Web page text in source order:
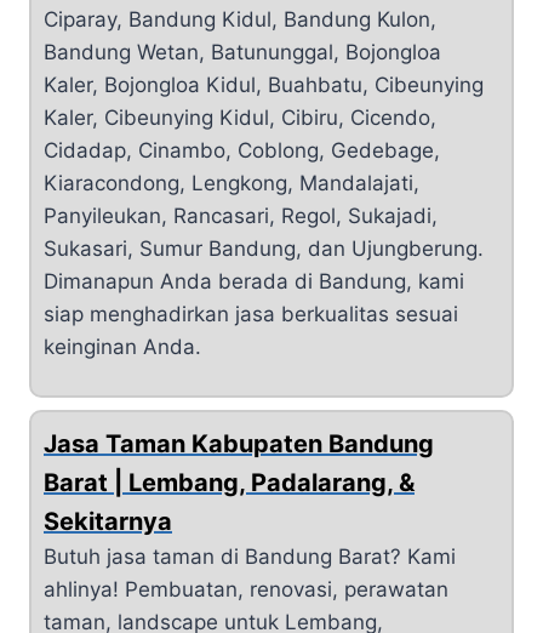
Ciparay, Bandung Kidul, Bandung Kulon,
Bandung Wetan, Batununggal, Bojongloa
Kaler, Bojongloa Kidul, Buahbatu, Cibeunying
Kaler, Cibeunying Kidul, Cibiru, Cicendo,
Cidadap, Cinambo, Coblong, Gedebage,
Kiaracondong, Lengkong, Mandalajati,
Panyileukan, Rancasari, Regol, Sukajadi,
Sukasari, Sumur Bandung, dan Ujungberung.
Dimanapun Anda berada di Bandung, kami
siap menghadirkan jasa berkualitas sesuai
keinginan Anda.
Jasa Taman Kabupaten Bandung
Barat | Lembang, Padalarang, &
Sekitarnya
Butuh jasa taman di Bandung Barat? Kami
ahlinya! Pembuatan, renovasi, perawatan
taman, landscape untuk Lembang,